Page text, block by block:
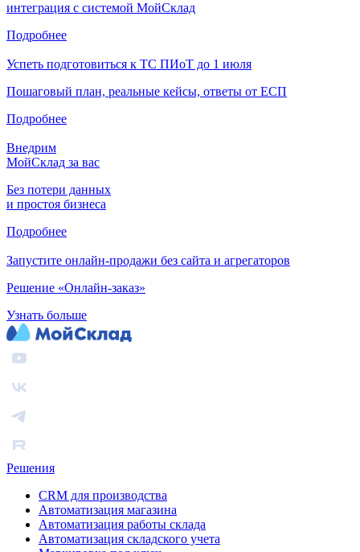
интеграция с системой МойСклад
Подробнее
Успеть подготовиться к ТС ПИоТ до 1 июля
Пошаговый план, реальные кейсы, ответы от ЕСП
Подробнее
Внедрим
МойСклад за вас
Без потери данных
и простоя бизнеса
Подробнее
Запустите онлайн-продажи без сайта и агрегаторов
Решение «Онлайн-заказ»
Узнать больше
Решения
CRM для производства
Автоматизация магазина
Автоматизация работы склада
Автоматизация складского учета